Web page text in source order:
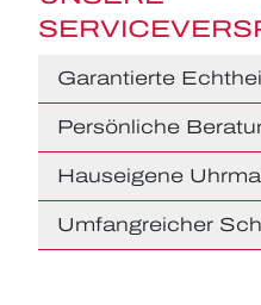
Garantierte
Persönliche
Hauseigene
Umfangreicher